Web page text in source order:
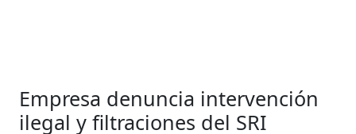
Empresa denuncia intervención
ilegal y filtraciones del SRI